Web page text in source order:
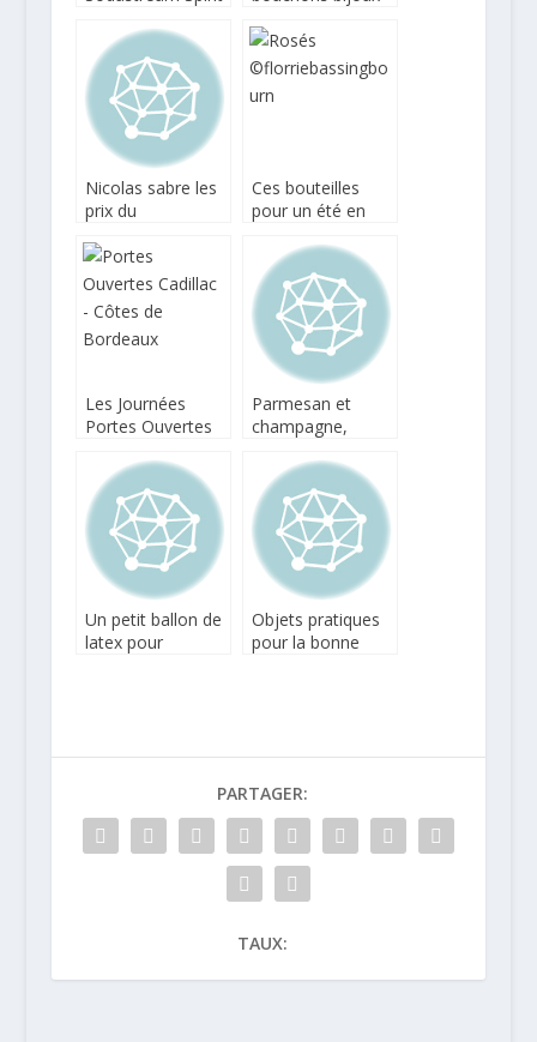
champagne
Nicolas sabre les
prix du
la fête des pères
Ces bouteilles
pour un été en
Les Journées
Portes Ouvertes
de Bordeaux
Parmesan et
champagne,
gastronomique
Un petit ballon de
latex pour
Objets pratiques
pour la bonne
PARTAGER:
TAUX: